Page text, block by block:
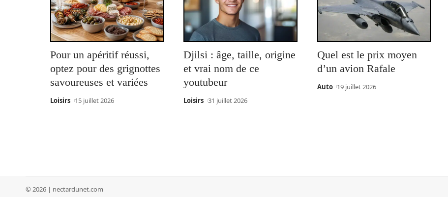
Pour un apéritif réussi,
optez pour des grignottes
savoureuses et variées
Loisirs 15 juillet 2026
Djilsi : âge, taille, origine
et vrai nom de ce
youtubeur
Loisirs 31 juillet 2026
Quel est le prix moyen
d’un avion Rafale
Auto 19 juillet 2026
© 2026 | nectardunet.com